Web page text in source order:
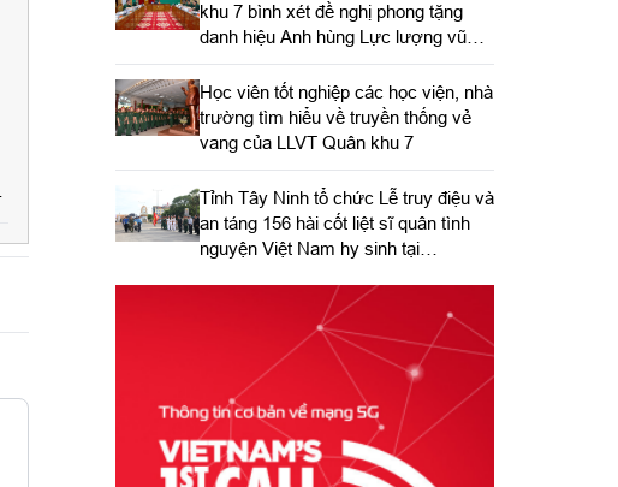
khu 7 bình xét đề nghị phong tặng
danh hiệu Anh hùng Lực lượng vũ
trang nhân dân
Học viên tốt nghiệp các học viện, nhà
trường tìm hiểu về truyền thống vẻ
vang của LLVT Quân khu 7
​Tỉnh Tây Ninh tổ chức Lễ truy điệu và
an táng 156 hài cốt liệt sĩ quân tình
nguyện Việt Nam hy sinh tại